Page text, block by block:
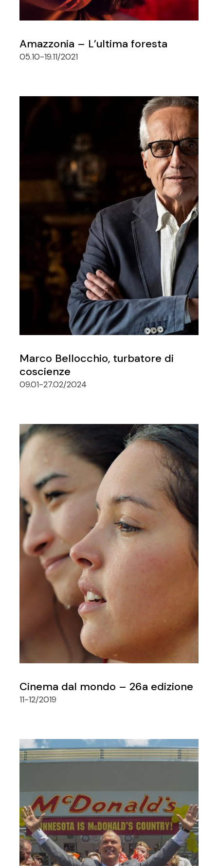
Amazzonia – L’ultima foresta
05.10-19.11/2021
Marco Bellocchio, turbatore di
coscienze
09.01-27.02/2024
Cinema dal mondo – 26a edizione
11-12/2019